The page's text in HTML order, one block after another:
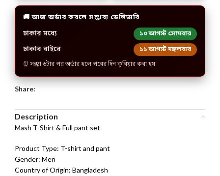
🚚 আজ অর্ডার করলে সম্ভাব্য ডেলিভারি
ঢাকার মধ্যে ১০ আগস্ট সোমবার
ঢাকার বাইরে ১১ আগস্ট মঙ্গলবার
⏰ সন্ধ্যা ৬টার পর অর্ডার হলে পরের দিন কুরিয়ার করা হয়
Share:
Description
Mash T-Shirt & Full pant set
Product Type: T-shirt and pant
Gender: Men
Country of Origin: Bangladesh